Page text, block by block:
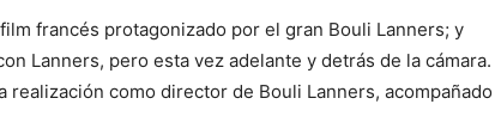
francés protagonizado por el gran Bouli Lanners; y
Lanners, pero esta vez adelante y detrás de la cámara.
realización como director de Bouli Lanners, acompañado